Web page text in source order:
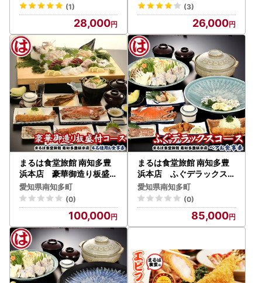
(1)
28,000
(3)
26,000
まるは食堂旅館 南知多豊
浜本店 豪華御造り板盛付
コース4名様用お食事券
愛知県南知多町
(0)
100,000
まるは食堂旅館 南知多豊
浜本店 ふぐデラックスコ
ースペアお食事券
愛知県南知多町
(0)
85,000